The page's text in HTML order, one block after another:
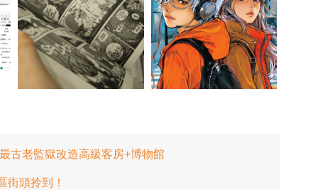
古老監獄改造高級客房+博物館
街頭拎到！